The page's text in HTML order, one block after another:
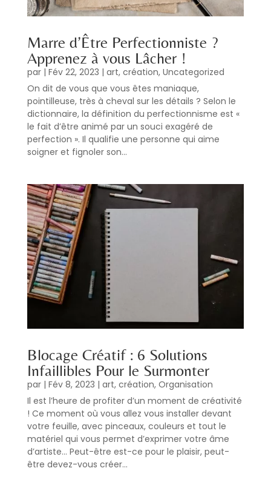
Marre d’Être Perfectionniste ?
Apprenez à vous Lâcher !
par | Fév 22, 2023 | art, création, Uncategorized
On dit de vous que vous êtes maniaque,
pointilleuse, très à cheval sur les détails ? Selon le
dictionnaire, la définition du perfectionnisme est «
le fait d’être animé par un souci exagéré de
perfection ». Il qualifie une personne qui aime
soigner et fignoler son...
Blocage Créatif : 6 Solutions
Infaillibles Pour le Surmonter
par | Fév 8, 2023 | art, création, Organisation
Il est l’heure de profiter d’un moment de créativité
! Ce moment où vous allez vous installer devant
votre feuille, avec pinceaux, couleurs et tout le
matériel qui vous permet d’exprimer votre âme
d’artiste… Peut-être est-ce pour le plaisir, peut-
être devez-vous créer...